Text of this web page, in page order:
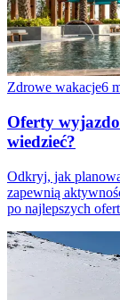
Zdrowe wakacje6
Oferty
wiedzieć?
Odkryj, jak
zapewnią
po najlepszych